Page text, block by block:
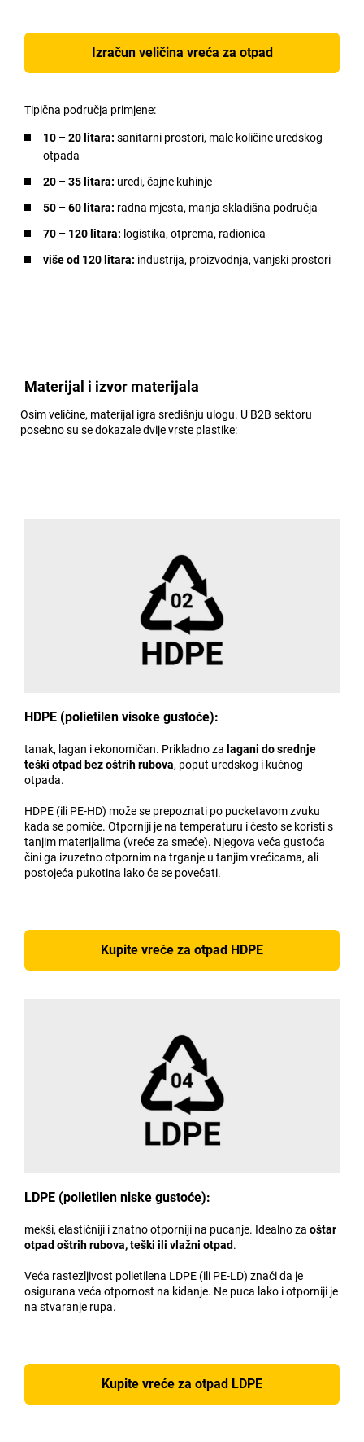
Izračun veličina vreća za otpad
Tipična područja primjene:
10 – 20 litara: sanitarni prostori, male količine uredskog
otpada
20 – 35 litara: uredi, čajne kuhinje
50 – 60 litara: radna mjesta, manja skladišna područja
70 – 120 litara: logistika, otprema, radionica
više od 120 litara: industrija, proizvodnja, vanjski prostori
Materijal i izvor materijala
Osim veličine, materijal igra središnju ulogu. U B2B sektoru
posebno su se dokazale dvije vrste plastike:
HDPE (polietilen visoke gustoće):
tanak, lagan i ekonomičan. Prikladno za lagani do srednje
teški otpad bez oštrih rubova, poput uredskog i kućnog
otpada.
HDPE (ili PE-HD) može se prepoznati po pucketavom zvuku
kada se pomiče. Otporniji je na temperaturu i često se koristi s
tanjim materijalima (vreće za smeće). Njegova veća gustoća
čini ga izuzetno otpornim na trganje u tanjim vrećicama, ali
postojeća pukotina lako će se povećati.
Kupite vreće za otpad HDPE
LDPE (polietilen niske gustoće):
mekši, elastičniji i znatno otporniji na pucanje. Idealno za oštar
otpad oštrih rubova, teški ili vlažni otpad.
Veća rastezljivost polietilena LDPE (ili PE-LD) znači da je
osigurana veća otpornost na kidanje. Ne puca lako i otporniji je
na stvaranje rupa.
Kupite vreće za otpad LDPE